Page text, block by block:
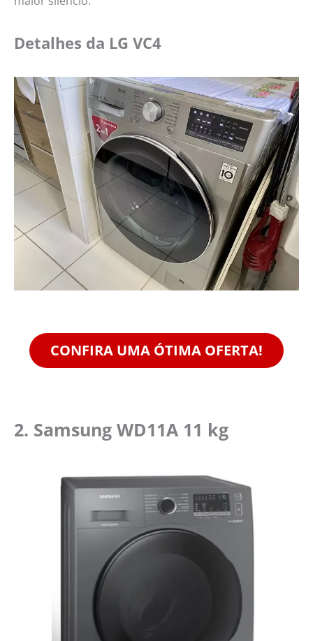
Detalhes da LG VC4
CONFIRA UMA ÓTIMA OFERTA!
2. Samsung WD11A 11 kg